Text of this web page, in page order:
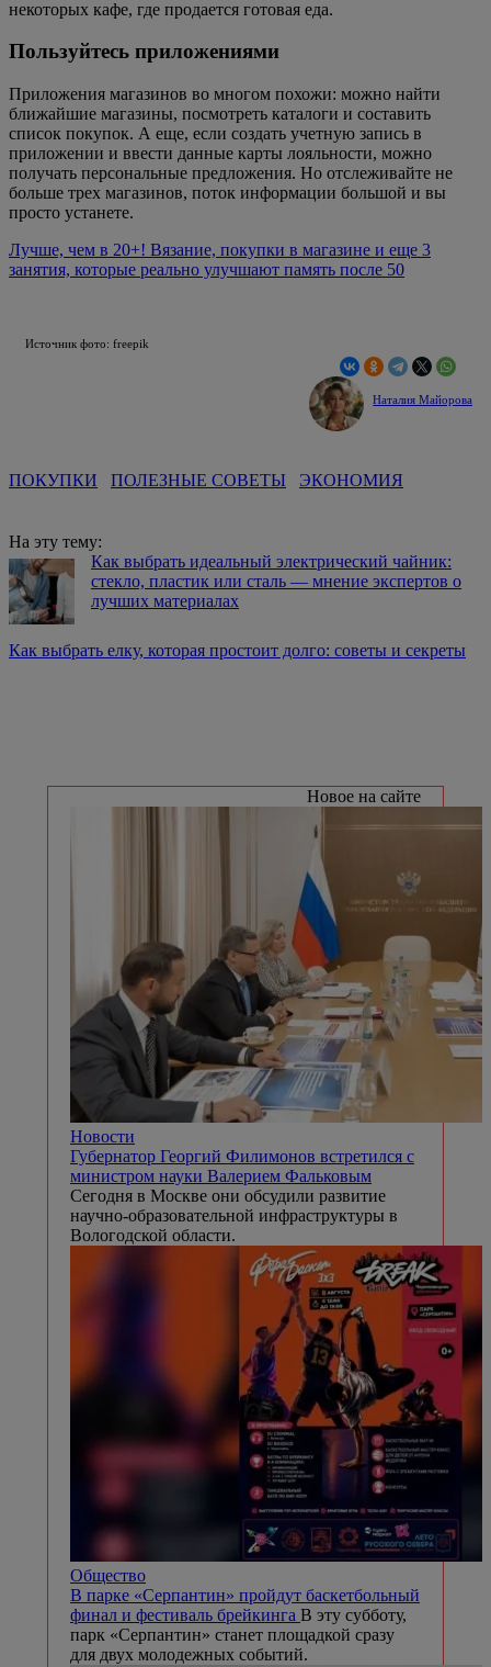
некоторых кафе, где продается готовая еда.
Пользуйтесь приложениями
Приложения магазинов во многом похожи: можно найти
ближайшие магазины, посмотреть каталоги и составить
список покупок. А еще, если создать учетную запись в
приложении и ввести данные карты лояльности, можно
получать персональные предложения. Но отслеживайте не
больше трех магазинов, поток информации большой и вы
просто устанете.
Лучше, чем в 20+! Вязание, покупки в магазине и еще 3
занятия, которые реально улучшают память после 50
Источник фото: freepik
Наталия Майорова
ПОКУПКИ ПОЛЕЗНЫЕ СОВЕТЫ ЭКОНОМИЯ
На эту тему:
Как выбрать идеальный электрический чайник:
стекло, пластик или сталь — мнение экспертов о
лучших материалах
Как выбрать елку, которая простоит долго: советы и секреты
Новое на сайте
Новости
Губернатор Георгий Филимонов встретился с
министром науки Валерием Фальковым
Сегодня в Москве они обсудили развитие
научно-образовательной инфраструктуры в
Вологодской области.
Общество
В парке «Серпантин» пройдут баскетбольный
финал и фестиваль брейкинга В эту субботу,
парк «Серпантин» станет площадкой сразу
для двух молодежных событий.